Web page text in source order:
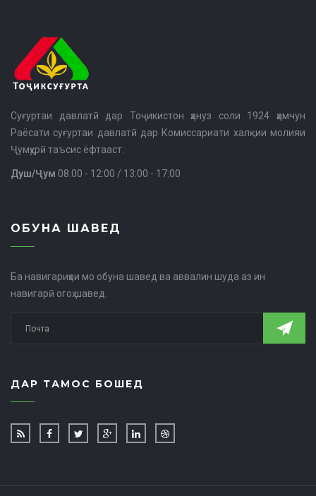
Суғуртаи давлатӣ дар Тоҷикистон ҳануз соли 1924 ҳамчун
Раёсати суғуртаи давлатӣ дар Комиссариати халқии молияи
Ҷумҳурӣ таъсис ёфтааст.
Душ/Ҷум 08:00 - 12:00 / 13:00 - 17:00
ОБУНА ШАВЕД
Ба навигариҳои мо обуна шавед ва аввалин шуда аз ин
навигарӣ огоҳ шавед.
ДАР ТАМОС БОШЕД